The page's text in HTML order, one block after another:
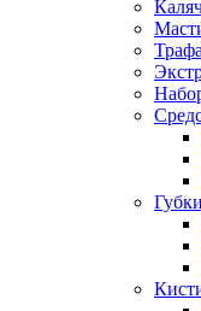
Губки